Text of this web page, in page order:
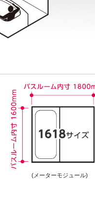
(メーターモジュール)